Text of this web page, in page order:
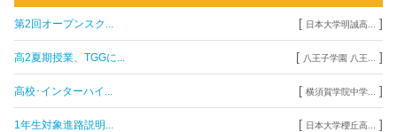
第2回オープンスク... [ 日本大学明誠高... ]
高2夏期授業、TGGに... [ 八王子学園 八王... ]
高校･インターハイ... [ 横須賀学院中学... ]
1年生対象進路説明... [ 日本大学櫻丘高... ]